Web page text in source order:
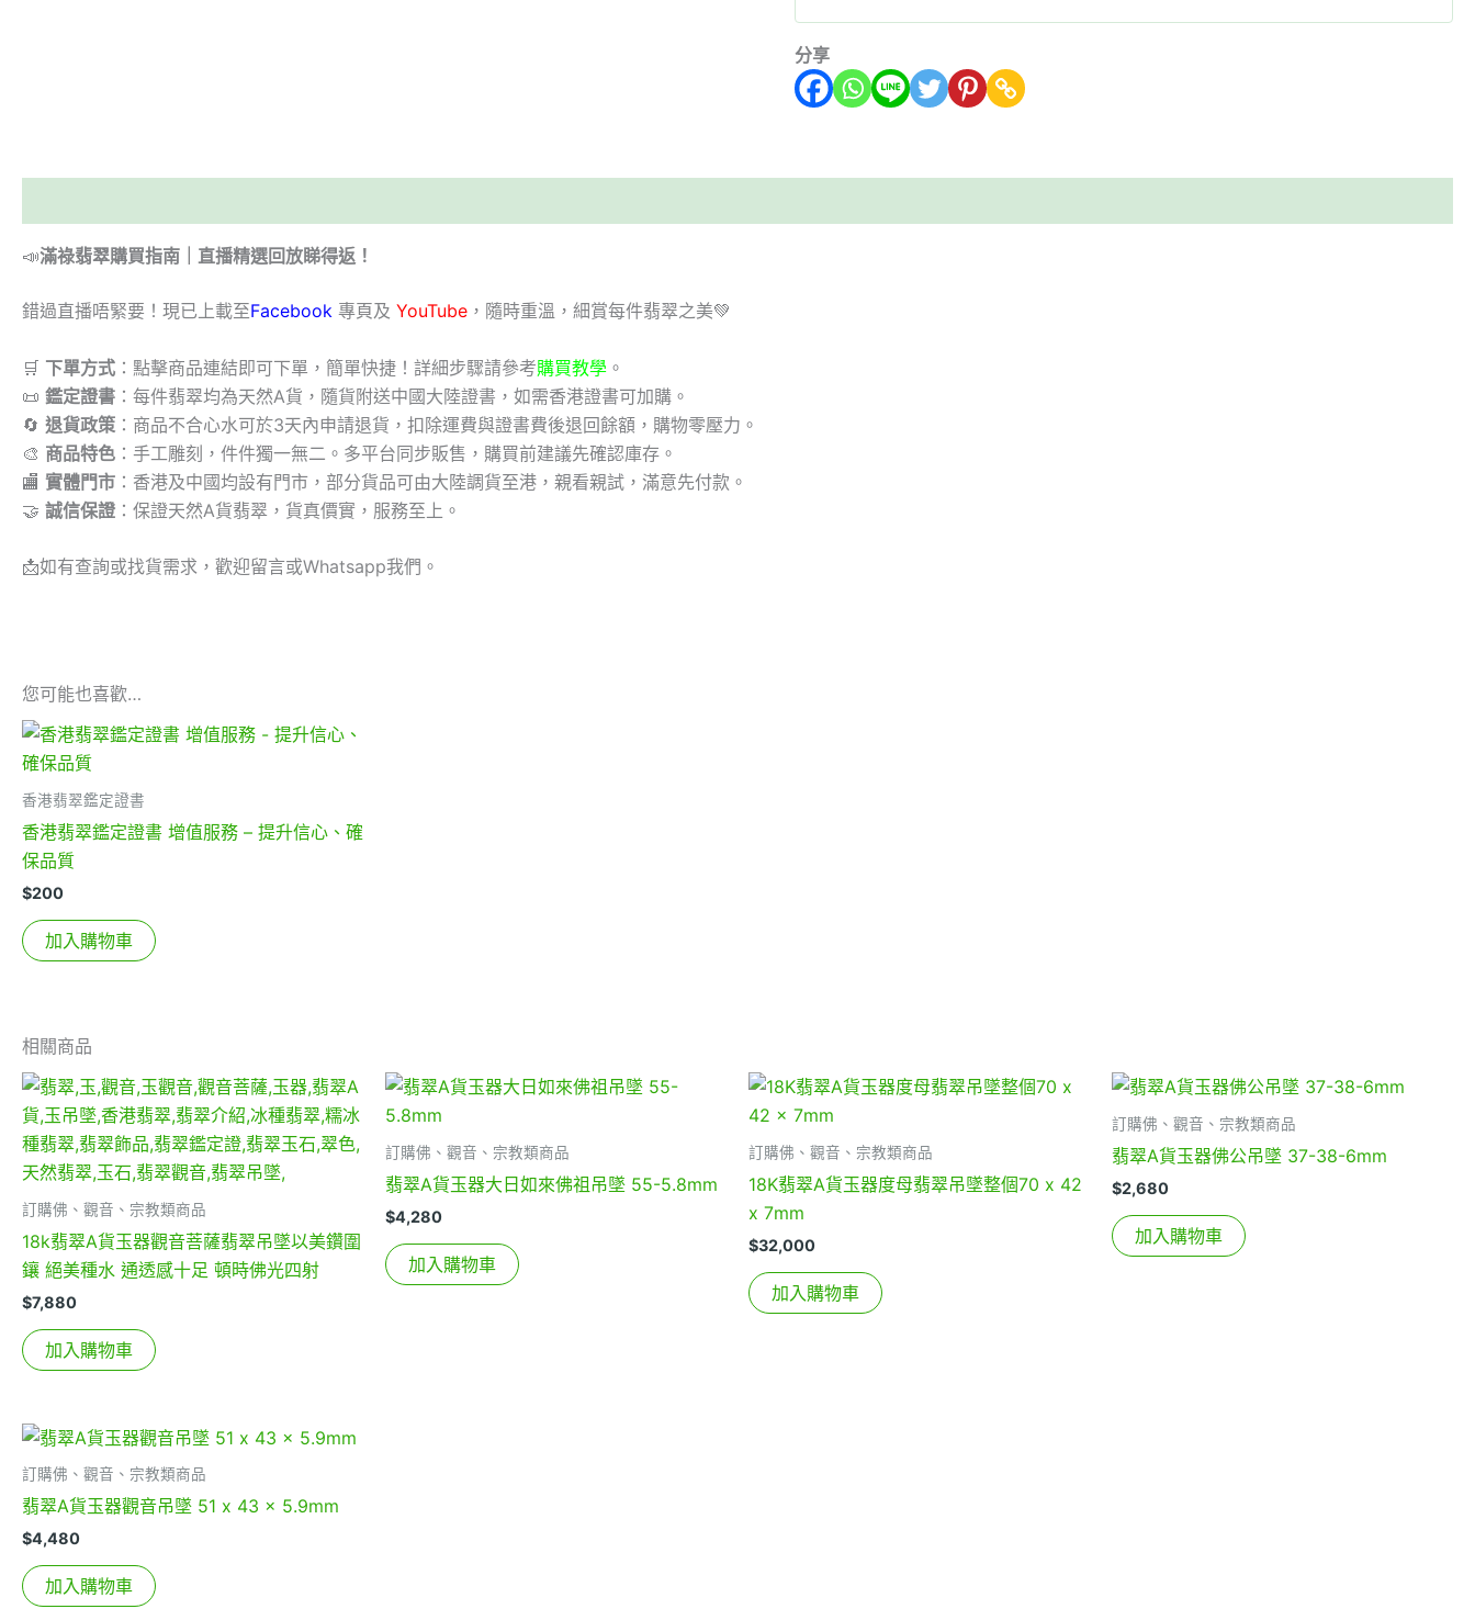
分享
📣滿祿翡翠購買指南｜直播精選回放睇得返！
錯過直播唔緊要！現已上載至Facebook 專頁及 YouTube ，隨時重溫，細賞每件翡翠之美💚
🛒 下單方式 ：點擊商品連結即可下單，簡單快捷！詳細步驟請參考購買教學 。
📜 鑑定證書 ：每件翡翠均為天然A貨，隨貨附送中國大陸證書，如需香港證書可加購。
🔄 退貨政策 ：商品不合心水可於3天內申請退貨，扣除運費與證書費後退回餘額，購物零壓力。
🎨 商品特色 ：手工雕刻，件件獨一無二。多平台同步販售，購買前建議先確認庫存。
🏬 實體門市 ：香港及中國均設有門市，部分貨品可由大陸調貨至港，親看親試，滿意先付款。
🤝 誠信保證 ：保證天然A貨翡翠，貨真價實，服務至上。
📩如有查詢或找貨需求，歡迎留言或Whatsapp我們。
您可能也喜歡…
香港翡翠鑑定證書
香港翡翠鑑定證書 增值服務 – 提升信心、確
保品質
$200
加入購物車
相關商品
訂購佛、觀音、宗教類商品
18k翡翠A貨玉器觀音菩薩翡翠吊墜以美鑽圍
鑲 絕美種水 通透感十足 頓時佛光四射
$7,880
加入購物車
訂購佛、觀音、宗教類商品
翡翠A貨玉器大日如來佛祖吊墜 55-5.8mm
$4,280
加入購物車
訂購佛、觀音、宗教類商品
18K翡翠A貨玉器度母翡翠吊墜整個70 x 42
x 7mm
$32,000
加入購物車
訂購佛、觀音、宗教類商品
翡翠A貨玉器佛公吊墜 37-38-6mm
$2,680
加入購物車
訂購佛、觀音、宗教類商品
翡翠A貨玉器觀音吊墜 51 x 43 x 5.9mm
$4,480
加入購物車